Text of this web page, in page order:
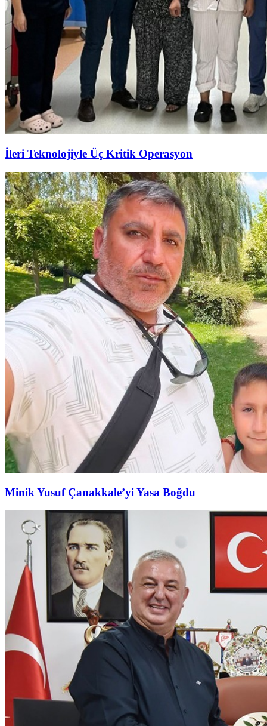
İleri Teknolojiyle Üç Kritik Operasyon
Minik Yusuf Çanakkale’yi Yasa Boğdu